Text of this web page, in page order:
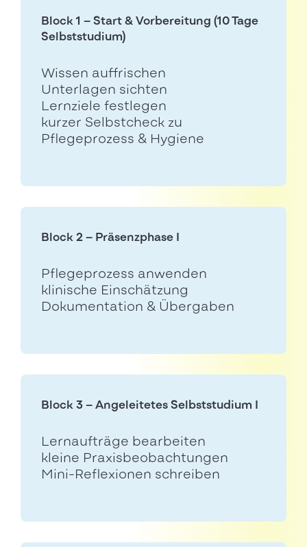
Block 1 – Start & Vorbereitung (10 Tage
Selbststudium)
Wissen auffrischen
Unterlagen sichten
Lernziele festlegen
kurzer Selbstcheck zu
Pflegeprozess & Hygiene
Block 2 – Präsenzphase I
Pflegeprozess anwenden
klinische Einschätzung
Dokumentation & Übergaben
Block 3 – Angeleitetes Selbststudium I
Lernaufträge bearbeiten
kleine Praxisbeobachtungen
Mini-Reflexionen schreiben